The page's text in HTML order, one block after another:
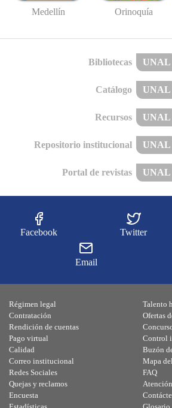
Medellín Orinoquía
Bibliotecas UNAL
Catálogo UNAL
Recursos UNAL
Repositorio institucional UNAL
Portal de revistas UNAL
Facebook Twitter
Email
Régimen legal
Contratación
Rendición de cuentas
Pago virtual
Calidad
Talento
Ofertas
Control
Buzón
Correo institucional
Redes Sociales
Quejas y reclamos
Encuesta
Mapa
FAQ